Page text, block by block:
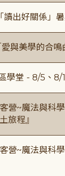
讀出好關係」
愛與美學的合
學堂 - 8/5、
營~魔法與科
旅程』
營~魔法與科